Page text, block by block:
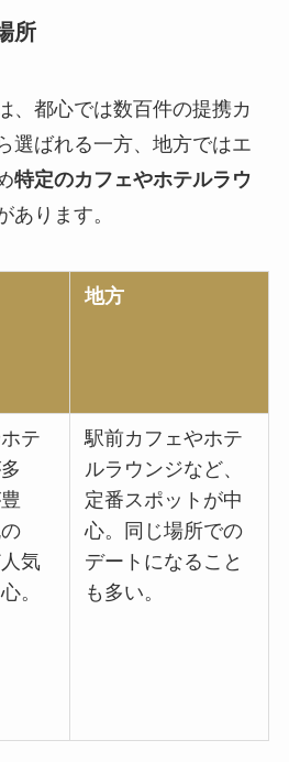
所
、都心では数百件の提携カ
選ばれる一方、地方ではエ
特定のカフェやホテルラウ
あります。
地方
テ
気
。
駅前カフェやホテ
ルラウンジなど、
定番スポットが中
心。同じ場所での
デートになること
も多い。